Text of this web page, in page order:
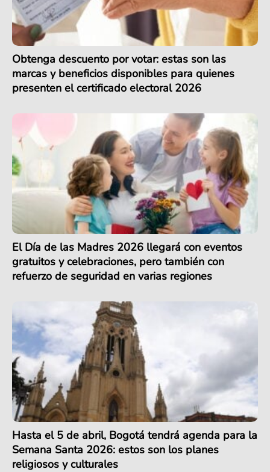
Obtenga descuento por votar: estas son las
marcas y beneficios disponibles para quienes
presenten el certificado electoral 2026
El Día de las Madres 2026 llegará con eventos
gratuitos y celebraciones, pero también con
refuerzo de seguridad en varias regiones
Hasta el 5 de abril, Bogotá tendrá agenda para la
Semana Santa 2026: estos son los planes
religiosos y culturales